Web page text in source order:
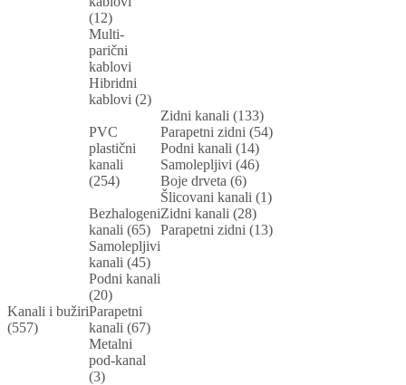
(12)
Multi-
parični
kablovi
Hibridni
kablovi (2)
Kanali i bužiri
(557)
PVC
plastični
kanali
(254)
Zidni kanali (133)
Parapetni zidni (54)
Podni kanali (14)
Samolepljivi (46)
Boje drveta (6)
Šlicovani kanali (1)
Bezhalogeni
kanali (65)
Zidni kanali (28)
Parapetni zidni (13)
Samolepljivi
kanali (45)
Podni kanali
(20)
Parapetni
kanali (67)
Metalni
pod-kanal
(3)